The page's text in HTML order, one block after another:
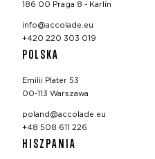
186 00 Praga 8 - Karlín
info@accolade.eu
+420 220 303 019
POLSKA
Emilii Plater 53
00-113 Warszawa
poland@accolade.eu
+48 508 611 226
HISZPANIA